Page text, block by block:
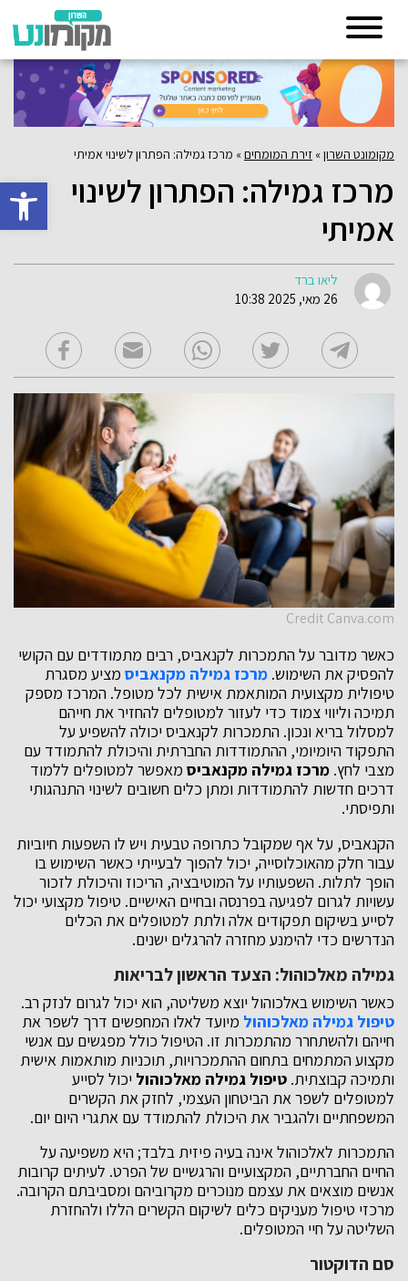
פתח
מקומונט השרון» זירת המומחים» מרכז גמילה: הפתרון לשינוי אמיתי
מרכז גמילה: הפתרון לשינוי
אמיתי
ליאו ברד
26 מאי, 2025 10:38
Credit Canva.com
כאשר מדובר על התמכרות לקנאביס, רבים מתמודדים עם הקושי
להפסיק את השימוש. מרכז גמילה מקנאביס מציע מסגרת
טיפולית מקצועית המותאמת אישית לכל מטופל. המרכז מספק
תמיכה וליווי צמוד כדי לעזור למטופלים להחזיר את חייהם
למסלול בריא ונכון. התמכרות לקנאביס יכולה להשפיע על
התפקוד היומיומי, ההתמודדות החברתית והיכולת להתמודד עם
מצבי לחץ. מרכז גמילה מקנאביס מאפשר למטופלים ללמוד
דרכים חדשות להתמודדות ומתן כלים חשובים לשינוי התנהגותי
ותפיסתי.
הקנאביס, על אף שמקובל כתרופה טבעית ויש לו השפעות חיוביות
עבור חלק מהאוכלוסייה, יכול להפוך לבעייתי כאשר השימוש בו
הופך לתלות. השפעותיו על המוטיבציה, הריכוז והיכולת לזכור
עשויות לגרום לפגיעה בפרנסה ובחיים האישיים. טיפול מקצועי יכול
לסייע בשיקום תפקודים אלה ולתת למטופלים את הכלים
הנדרשים כדי להימנע מחזרה להרגלים ישנים.
גמילה מאלכוהול: הצעד הראשון לבריאות
כאשר השימוש באלכוהול יוצא משליטה, הוא יכול לגרום לנזק רב.
טיפול גמילה מאלכוהול מיועד לאלו המחפשים דרך לשפר את
חייהם ולהשתחרר מהתמכרות זו. הטיפול כולל מפגשים עם אנשי
מקצוע המתמחים בתחום ההתמכרויות, תוכניות מותאמות אישית
ותמיכה קבוצתית. טיפול גמילה מאלכוהול יכול לסייע
למטופלים לשפר את הביטחון העצמי, לחזק את הקשרים
המשפחתיים ולהגביר את היכולת להתמודד עם אתגרי היום יום.
התמכרות לאלכוהול אינה בעיה פיזית בלבד; היא משפיעה על
החיים החברתיים, המקצועיים והרגשיים של הפרט. לעיתים קרובות
אנשים מוצאים את עצמם מנוכרים מקרוביהם ומסביבתם הקרובה.
מרכזי טיפול מעניקים כלים לשיקום הקשרים הללו ולהחזרת
השליטה על חיי המטופלים.
סם הדוקטור